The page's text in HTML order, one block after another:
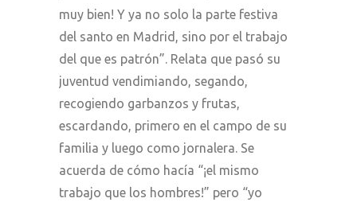
muy bien! Y ya no solo la parte festiva
del santo en Madrid, sino por el trabajo
del que es patrón”. Relata que pasó su
juventud vendimiando, segando,
recogiendo garbanzos y frutas,
escardando, primero en el campo de su
familia y luego como jornalera. Se
acuerda de cómo hacía “¡el mismo
trabajo que los hombres!” pero “yo